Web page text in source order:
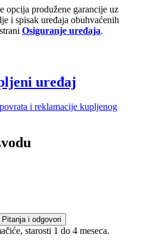
opcija produžene garancije uz
i spisak uređaja obuhvaćenih
Osiguranje uređaja.
uređaj
i reklamacije kupljenog
Pitanja i odgovori
starosti 1 do 4 meseca.